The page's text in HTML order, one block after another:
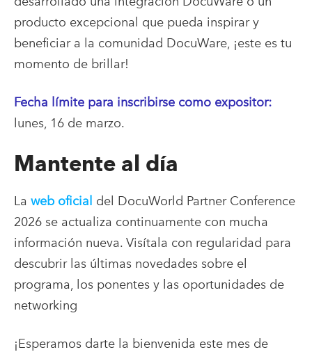
producto excepcional que pueda inspirar y
beneficiar a la comunidad DocuWare, ¡este es tu
momento de brillar!
Fecha límite para inscribirse como expositor:
lunes, 16 de marzo.
Mantente al día
La web oficial del DocuWorld Partner Conference
2026 se actualiza continuamente con mucha
información nueva. Visítala con regularidad para
descubrir las últimas novedades sobre el
programa, los ponentes y las oportunidades de
networking
¡Esperamos darte la bienvenida este mes de